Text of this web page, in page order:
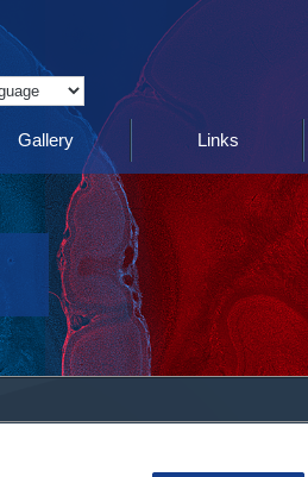
Translate
Gallery Links